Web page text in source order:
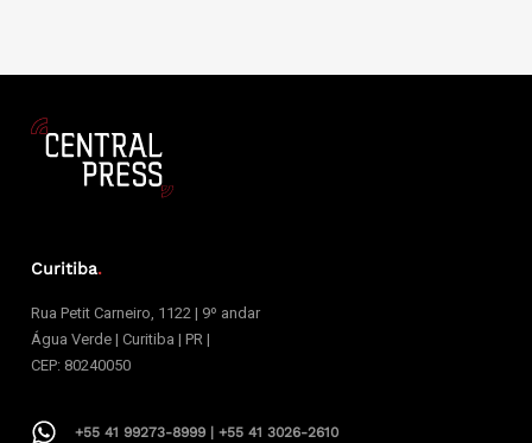
Curitiba.
Rua Petit Carneiro, 1122 | 9º andar
Água Verde | Curitiba | PR |
CEP: 80240050
+55 41 99273-8999 | +55 41 3026-2610